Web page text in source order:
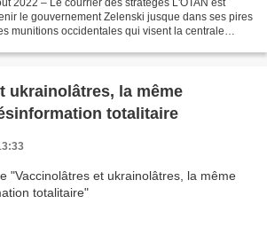
2022 – Le courrier des stratèges L'OTAN est
le gouvernement Zelenski jusque dans ses pires
munitions occidentales qui visent la centrale
ukrainolâtres, la même
totalitaire